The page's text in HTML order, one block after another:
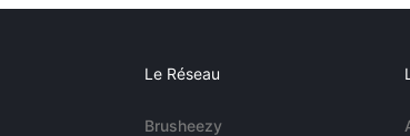
Le Réseau
Brusheezy